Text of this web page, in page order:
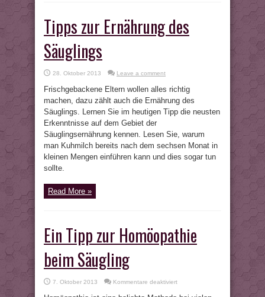
Tipps zur Ernährung des
Säuglings
28. Oktober 2013 Leave a comment
Frischgebackene Eltern wollen alles richtig
machen, dazu zählt auch die Ernährung des
Säuglings. Lernen Sie im heutigen Tipp die neusten
Erkenntnisse auf dem Gebiet der
Säuglingsernährung kennen. Lesen Sie, warum
man Kuhmilch bereits nach dem sechsen Monat in
kleinen Mengen einführen kann und dies sogar tun
sollte.
Read More »
Ein Tipp zur Homöopathie
beim Säugling
7. Oktober 2013 Kommentare deaktiviertfür
Tipp